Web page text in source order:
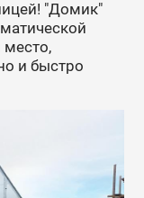
"Домик"
место,
и быстро